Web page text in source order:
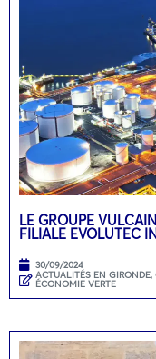
LE GROUPE
FILIALE EVOLUTEC
30/09/2024
ACTUALITÉS EN GIRONDE,
ÉCONOMIE VERTE